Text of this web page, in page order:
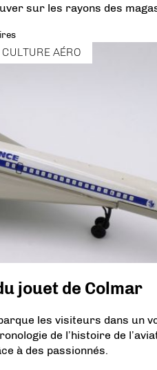
sur les rayons des
CULTURE AÉRO
jouet de Colmar
les visiteurs dans un
de l’histoire de
à des passionnés.